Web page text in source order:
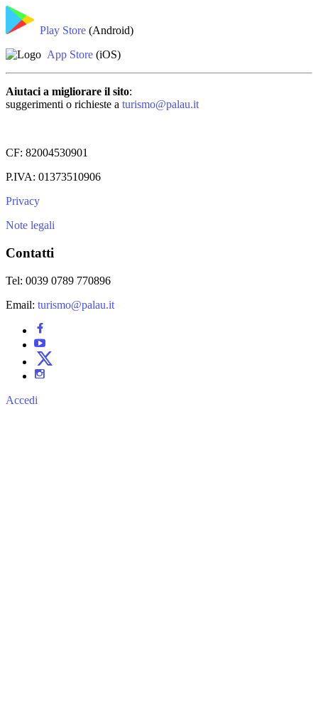
Play Store (Android)
App Store (iOS)
Aiutaci a migliorare il sito:
suggerimenti o richieste a turismo@palau.it
CF: 82004530901
P.IVA: 01373510906
Privacy
Note legali
Contatti
Tel: 0039 0789 770896
Email: turismo@palau.it
Accedi